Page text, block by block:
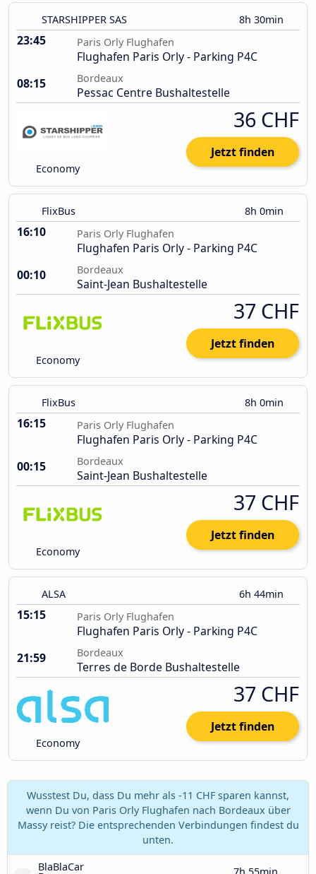
STARSHIPPER SAS 8h 30min
23:45 Paris Orly Flughafen
Flughafen Paris Orly - Parking P4C
08:15
Bordeaux
Pessac Centre Bushaltestelle
Economy
36 CHF
Jetzt finden
FlixBus 8h 0min
16:10 Paris Orly Flughafen
Flughafen Paris Orly - Parking P4C
00:10
Bordeaux
Saint-Jean Bushaltestelle
Economy
37 CHF
Jetzt finden
FlixBus 8h 0min
16:15 Paris Orly Flughafen
Flughafen Paris Orly - Parking P4C
00:15
Bordeaux
Saint-Jean Bushaltestelle
Economy
37 CHF
Jetzt finden
ALSA 6h 44min
15:15 Paris Orly Flughafen
Flughafen Paris Orly - Parking P4C
21:59
Bordeaux
Terres de Borde Bushaltestelle
Economy
37 CHF
Jetzt finden
Wusstest Du, dass Du mehr als -11 CHF sparen kannst,
wenn Du von Paris Orly Flughafen nach Bordeaux über
Massy reist? Die entsprechenden Verbindungen findest du
unten.
BlaBlaCar
7h 55min